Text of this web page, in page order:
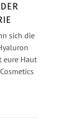
sich die
eure Haut